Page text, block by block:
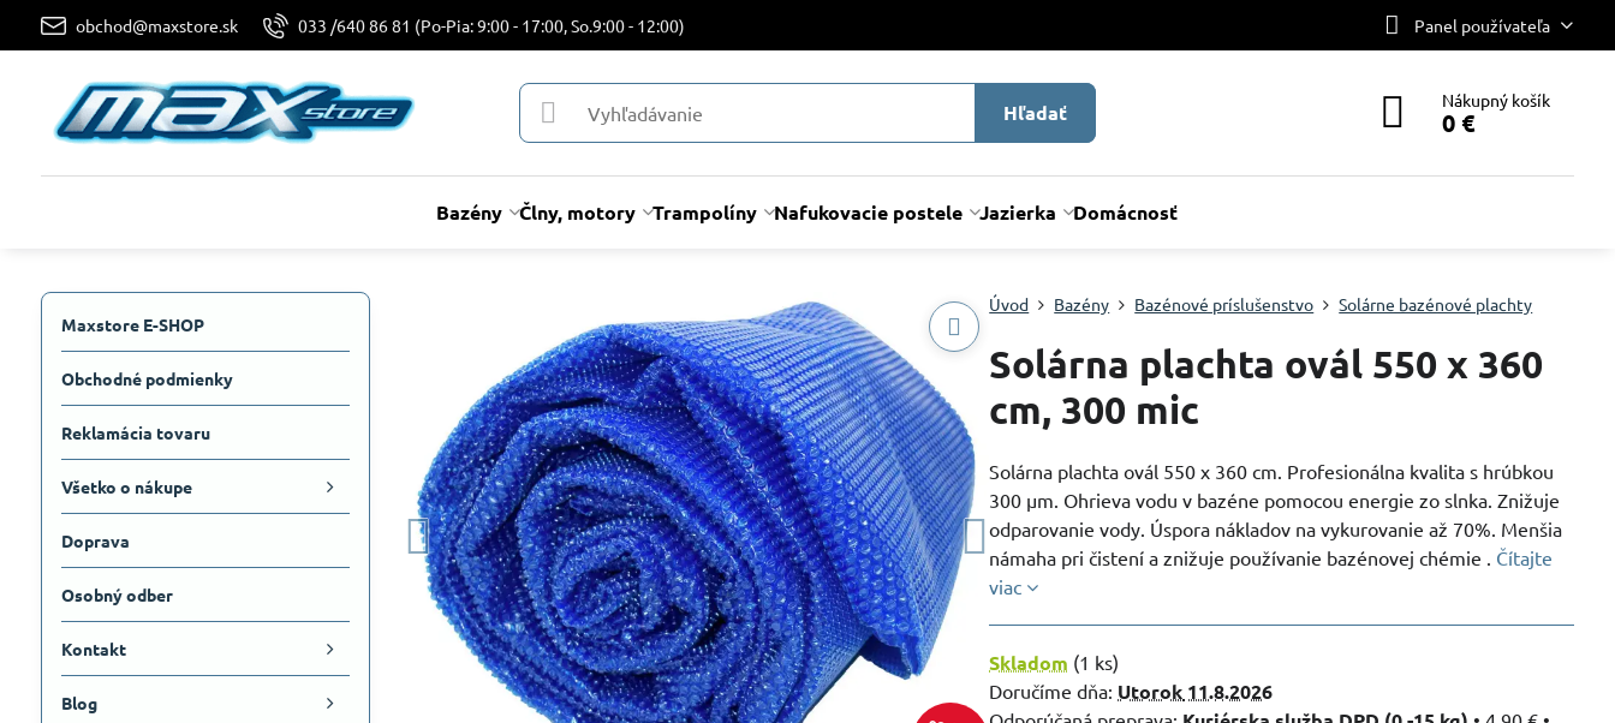
obchod@maxstore.sk 033 /640 86 81 (Po-Pia: 9:00 - 17:00, So.9:00 - 12:00) Panel používateľa
Hľadať Nákupný košík
0 €
Bazény Člny, motory Trampolíny Nafukovacie postele Jazierka Domácnosť
Úvod Bazény Bazénové príslušenstvo Solárne bazénové plachty
Solárna plachta ovál 550 x 360
cm, 300 mic
Solárna plachta ovál 550 x 360 cm. Profesionálna kvalita s hrúbkou
300 µm. Ohrieva vodu v bazéne pomocou energie zo slnka. Znižuje
odparovanie vody. Úspora nákladov na vykurovanie až 70%. Menšia
námaha pri čistení a znižuje používanie bazénovej chémie . Čítajte
viac
Skladom (1 ks)
Doručíme dňa: Utorok 11.8.2026
Maxstore E-SHOP
Obchodné podmienky
Reklamácia tovaru
Všetko o nákupe
Doprava
Osobný odber
Kontakt
Blog